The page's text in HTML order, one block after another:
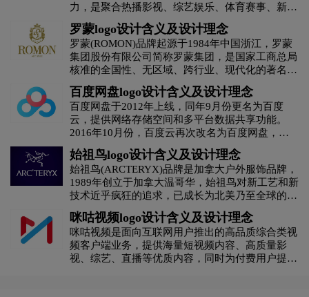
黄绿色logo设计 灰色logo设计 褐色logo设计
黄色logo设计 黑色logo设计 红色logo设计
酒业logo设计 教育logo设计 集团logo设计
家具logo设计 酒logo设计 酒店logo设计
J字母汉字酒店logo设计 会计师事务所logo设计
科技logo设计 咖啡logo设计 快递公司logo设计
利口酒logo设计 零售logo设计 龙舌兰logo设计
力，是聚合热播影视、综艺娱乐、体育赛事、新闻
资讯等为一体的综合视频内容平台，并通过PC
端、移动端及客厅产品等多种形态为用户提供高清
流畅的视频娱乐体验。2020年11月4日，腾讯视频
（体验版）登陆国行Nintendo Switch平台。
罗蒙logo设计含义及设计理念
罗蒙(ROMON)品牌起源于1984年中国浙江，罗蒙
集团股份有限公司简称罗蒙集团，是国家工商总局
核准的全国性、无区域、跨行业、现代化的著名大
型服装企业集团。主导产品罗蒙西服年销量居全国
第一，国内西服领域市场综合占有率排名第二。
百度网盘logo设计含义及设计理念
百度网盘于2012年上线，同年9月份更名为百度
云，提供网络存储空间和多平台数据共享功能。
2016年10月份，百度云再次改名为百度网盘，此
后会更加专注发展个人存储、备份功能。
始祖鸟logo设计含义及设计理念
始祖鸟(ARCTERYX)品牌是加拿大户外服饰品牌，
1989年创立于加拿大温哥华，始祖鸟对新工艺和新
技术近乎疯狂的追求，已成长为北美乃至全球的领
导型的户外品牌，也是人们公认的顶级奢侈品。
咪咕视频logo设计含义及设计理念
咪咕视频是面向互联网用户推出的高品质综合类视
频客户端业务，提供海量短视频内容、高质量影
视、综艺、直播等优质内容，同时为付费用户提供